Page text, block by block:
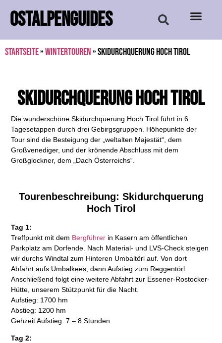
OSTALPENGUIDES
Startseite»Wintertouren»Skidurchquerung Hoch Tirol
Skidurchquerung Hoch Tirol
Die wunderschöne Skidurchquerung Hoch Tirol führt in 6
Tagesetappen durch drei Gebirgsgruppen. Höhepunkte der
Tour sind die Besteigung der „weltalten Majestät“, dem
Großvenediger, und der krönende Abschluss mit dem
Großglockner, dem „Dach Österreichs“.
Tourenbeschreibung: Skidurchquerung
Hoch Tirol
Tag 1:
Treffpunkt mit dem Bergführer in Kasern am öffentlichen
Parkplatz am Dorfende. Nach Material- und LVS-Check steigen
wir durchs Windtal zum Hinteren Umbaltörl auf. Von dort
Abfahrt aufs Umbalkees, dann Aufstieg zum Reggentörl.
Anschließend folgt eine weitere Abfahrt zur Essener-Rostocker-
Hütte, unserem Stützpunkt für die Nacht.
Aufstieg: 1700 hm
Abstieg: 1200 hm
Gehzeit Aufstieg: 7 – 8 Stunden
Tag 2: